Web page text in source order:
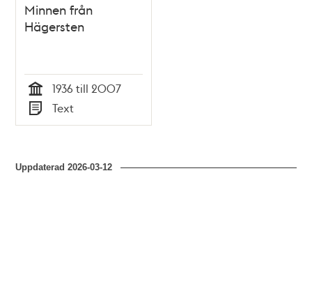
Minnen från
Hägersten
Tid
1936 till 2007
Typ
Text
Uppdaterad2026-03-12